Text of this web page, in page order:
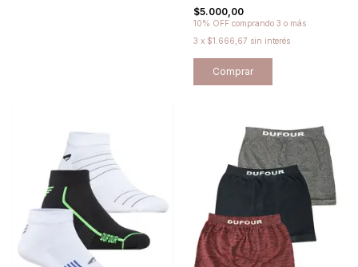
$5.000,00
10% OFF comprando 3 o más
3 x $1.666,67 sin interés
Comprar